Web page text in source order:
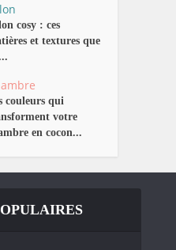
cosy : ces
et textures que
couleurs qui
votre
en cocon...